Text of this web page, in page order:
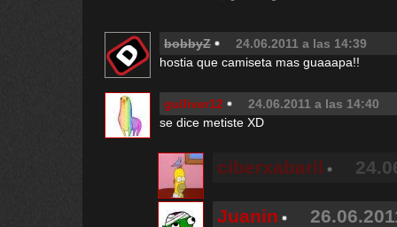
bobbyZ
24.06.2011 a las 14:39
hostia que camiseta mas guaaapa!!
gulliver12
24.06.2011 a las 14:40
se dice metiste XD
ciberxabaril
Juanin